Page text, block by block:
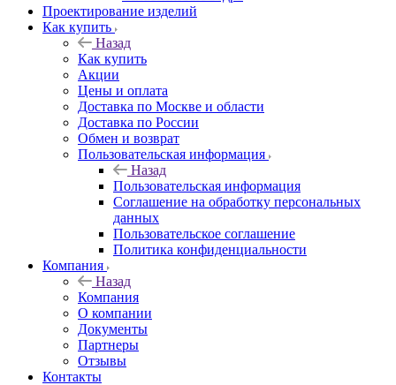
Проектирование изделий
Как купить
Назад
Как купить
Акции
Цены и оплата
Доставка по Москве и области
Доставка по России
Обмен и возврат
Пользовательская информация
Назад
Пользовательская информация
Соглашение на обработку персональных
данных
Пользовательское соглашение
Политика конфиденциальности
Компания
Назад
Компания
О компании
Документы
Партнеры
Отзывы
Контакты